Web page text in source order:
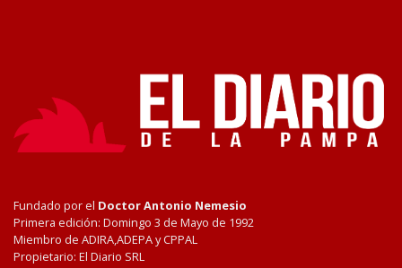
Fundado por el Doctor Antonio Nemesio
Primera edición: Domingo 3 de Mayo de 1992
Miembro de ADIRA,ADEPA y CPPAL
Propietario: El Diario SRL